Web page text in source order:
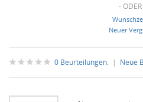
-
Neuer
0 Beurteilungen. | Neue